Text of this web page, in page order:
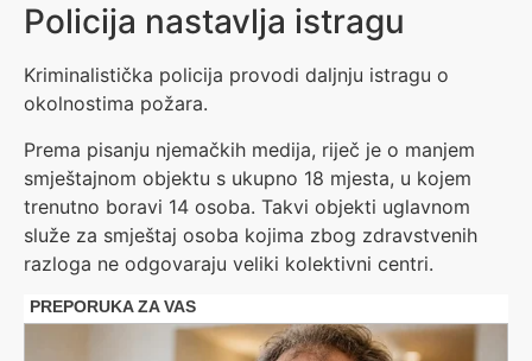
Policija nastavlja istragu
Kriminalistička policija provodi daljnju istragu o
okolnostima požara.
Prema pisanju njemačkih medija, riječ je o manjem
smještajnom objektu s ukupno 18 mjesta, u kojem
trenutno boravi 14 osoba. Takvi objekti uglavnom
služe za smještaj osoba kojima zbog zdravstvenih
razloga ne odgovaraju veliki kolektivni centri.